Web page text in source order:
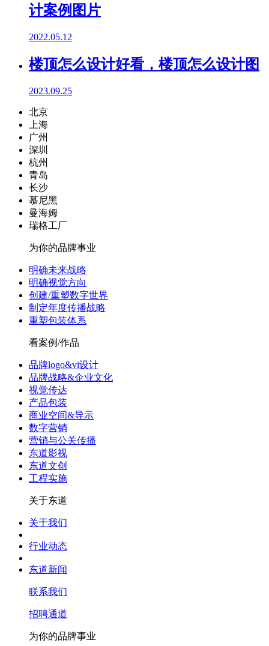
计案例图片
2022.05.12
楼顶怎么设计好看，楼顶怎么设计图
2023.09.25
北京
上海
广州
深圳
杭州
青岛
长沙
慕尼黑
曼海姆
瑞格工厂
为你的品牌事业
明确未来战略
明确视觉方向
创建/重塑数字世界
制定年度传播战略
重塑包装体系
看案例/作品
品牌logo&vi设计
品牌战略&企业文化
视觉传达
产品包装
商业空间&导示
数字营销
营销与公关传播
东道影视
东道文创
工程实施
关于东道
关于我们
行业动态
东道新闻
联系我们
招聘通道
为你的品牌事业